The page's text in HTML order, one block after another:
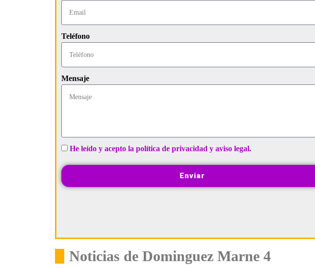
Teléfono
Mensaje
He leído y acepto la política de privacidad y aviso legal.
Enviar
Noticias de Dominguez Marne 4